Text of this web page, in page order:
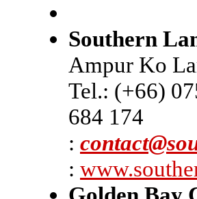
Southern
Ampur Ko
Tel.: (+66)
684 174
:
: